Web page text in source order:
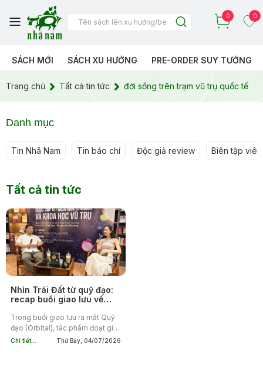
0 0
SÁCH MỚI SÁCH XU HƯỚNG PRE-ORDER SUY TƯỞNG
Trang chủ Tất cả tin tức đời sống trên trạm vũ trụ quốc tế
Danh mục
Tin Nhã Nam Tin báo chí Độc giả review Biên tập
Tất cả tin tức
Nhìn Trái Đất từ quỹ đạo:
recap buổi giao lưu về
Samantha Harvey
Trong buổi giao lưu ra mắt Quỹ
đạo (Orbital), tác phẩm đoạt giải
Booker Prize 2024 của
Chi tiết... Thứ Bảy, 04/07/2026